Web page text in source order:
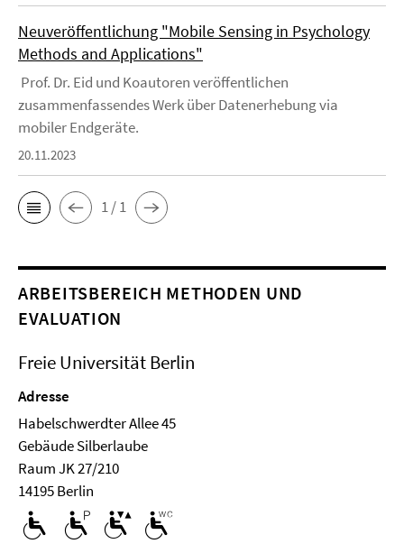
Neuveröffentlichung "Mobile Sensing in Psychology
Methods and Applications"
Prof. Dr. Eid und Koautoren veröffentlichen
zusammenfassendes Werk über Datenerhebung via
mobiler Endgeräte.
20.11.2023
1 / 1
ARBEITSBEREICH METHODEN UND
EVALUATION
Freie Universität Berlin
Adresse
Habelschwerdter Allee 45
Ge­bäude Silberlaube
Raum JK 27/210
14195 Berlin